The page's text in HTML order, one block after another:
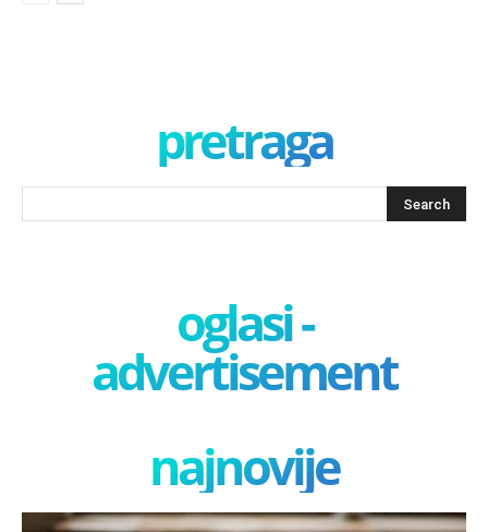
pretraga
oglasi -
advertisement
najnovije